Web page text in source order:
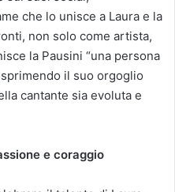
che lo unisce a Laura e la
non solo come artista,
la Pausini “una persona
il suo orgoglio
cantante sia evoluta e
e coraggio